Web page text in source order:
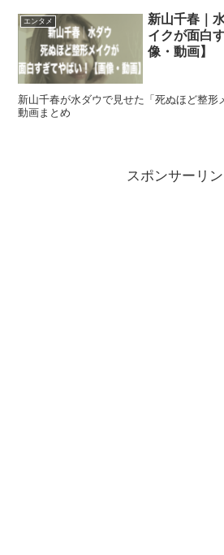
エンタメ
新山千春｜
イクが面白
像・動画】
新山千春が水ダウで見せた「死ぬほど整形
動画まとめ
スポンサーリン